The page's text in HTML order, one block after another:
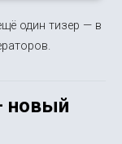
один тизер — в
новый